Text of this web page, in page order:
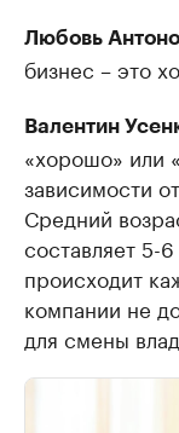
Любовь
бизнес – это
Валентин
«хорошо» или
зависимости
Средний
составляет 5-
происходит
компании не
для смены